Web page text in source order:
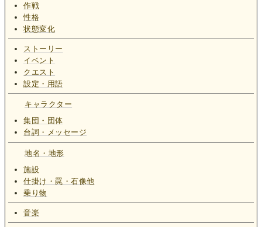
作戦
性格
状態変化
ストーリー
イベント
クエスト
設定・用語
キャラクター
集団・団体
台詞・メッセージ
地名・地形
施設
仕掛け・罠・石像他
乗り物
音楽